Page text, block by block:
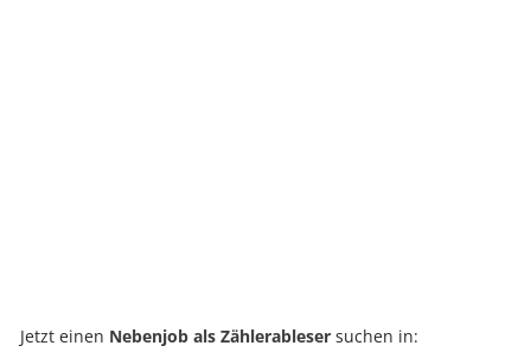
Jetzt einen Nebenjob als Zählerableser suchen in: